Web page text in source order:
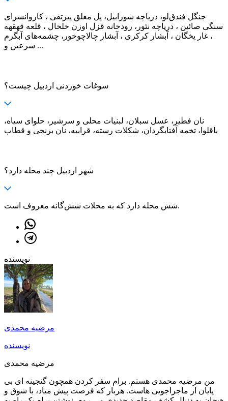
جنگل فندق‌لو، دریاچه شورابیل، پل معلق پیرتقی ، کاروانسرای
سنگی صائین ، دریاچه نئور، رودخانه قزل اوزن خلخال ، قلعه قهقهه
، غار یخگان ، آبشار كركری ، آبشار چالاچوخور، چشمه‌های آبگرم
سرعین و ...
سوغات خوردنی اردبیل چیست؟
نان فطیر، عسل سبلان، لبنیات محلی و سرشیر، حلوای سیاه،
باقلوا، تخمه آفتابگردان، شکلات رسته، قرابیه، نان برنجی و قطاب
شهر اردبیل چند محله دارد؟
شش محله دارد که به محلات شش‌گانه معروف است.
نویسنده
مرضیه محمدی
نویسنده
مرضیه محمدی
من مرضیه محمدی هستم. برام سفر کردن همچون گنجینه ای بی
پایان از ماجراجویی هاست. هربار که فرصت پیش میاد، با شوق و